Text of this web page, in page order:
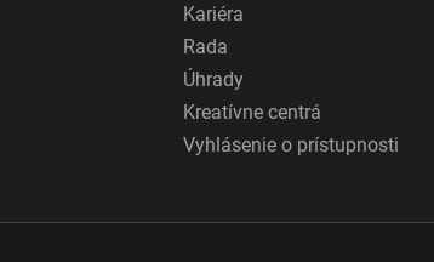
Kariéra
Rada
Úhrady
Kreatívne centrá
Vyhlásenie o prístupnosti